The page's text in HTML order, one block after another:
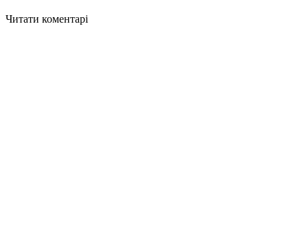
Читати коментарі